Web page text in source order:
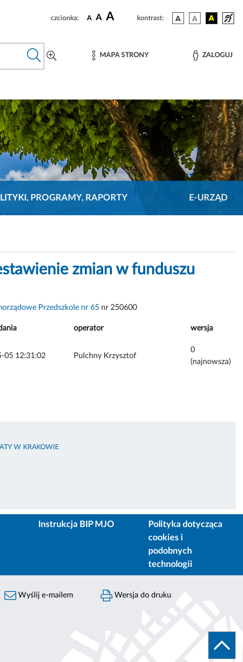
czcionka: A A A kontrast:
MAPA STRONY ZALOGUJ
PROGRAMY, RAPORTY E-URZĄD
zmian w funduszu
Przedszkole nr 65 nr 250600
operator wersja
05 12:31:02 Pulchny Krzysztof
0
(najnowsza)
W KRAKOWIE
Instrukcja BIP MJO
Polityka dotycząca
cookies i
podobnych
technologii
Wyślij e-mailem Wersja do druku